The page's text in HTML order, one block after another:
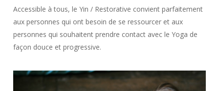
Accessible à tous, le Yin / Restorative convient parfaitement
aux personnes qui ont besoin de se ressourcer et aux
personnes qui souhaitent prendre contact avec le Yoga de
façon douce et progressive.